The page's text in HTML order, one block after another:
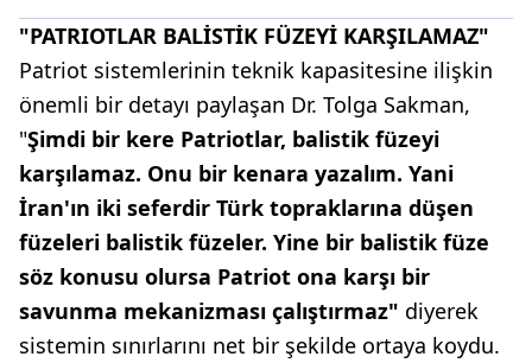
"PATRIOTLAR BALİSTİK FÜZEYİ KARŞILAMAZ"
Patriot sistemlerinin teknik kapasitesine ilişkin
önemli bir detayı paylaşan Dr. Tolga Sakman,
"Şimdi bir kere Patriotlar, balistik füzeyi
karşılamaz. Onu bir kenara yazalım. Yani
İran'ın iki seferdir Türk topraklarına düşen
füzeleri balistik füzeler. Yine bir balistik füze
söz konusu olursa Patriot ona karşı bir
savunma mekanizması çalıştırmaz" diyerek
sistemin sınırlarını net bir şekilde ortaya koydu.